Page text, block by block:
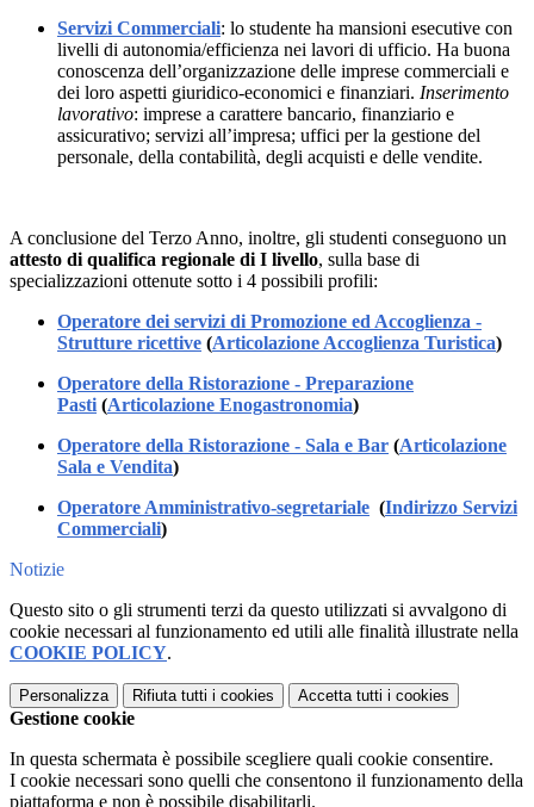
Servizi Commerciali: lo studente ha mansioni esecutive con
livelli di autonomia/efficienza nei lavori di ufficio. Ha buona
conoscenza dell’organizzazione delle imprese commerciali e
dei loro aspetti giuridico-economici e finanziari. Inserimento
lavorativo: imprese a carattere bancario, finanziario e
assicurativo; servizi all’impresa; uffici per la gestione del
personale, della contabilità, degli acquisti e delle vendite.
A conclusione del Terzo Anno, inoltre, gli studenti conseguono un
attesto di qualifica regionale di I livello, sulla base di
specializzazioni ottenute sotto i 4 possibili profili:
Operatore dei servizi di Promozione ed Accoglienza -
Strutture ricettive (Articolazione Accoglienza Turistica)
Operatore della Ristorazione - Preparazione
Pasti (Articolazione Enogastronomia)
Operatore della Ristorazione - Sala e Bar (Articolazione
Sala e Vendita)
Operatore Amministrativo-segretariale (Indirizzo Servizi
Commerciali)
Notizie
Questo sito o gli strumenti terzi da questo utilizzati si avvalgono di
cookie necessari al funzionamento ed utili alle finalità illustrate nella
COOKIE POLICY.
Personalizza Rifiuta tutti i cookies Accetta tutti i cookies
Gestione cookie
In questa schermata è possibile scegliere quali cookie consentire.
I cookie necessari sono quelli che consentono il funzionamento della
piattaforma e non è possibile disabilitarli.